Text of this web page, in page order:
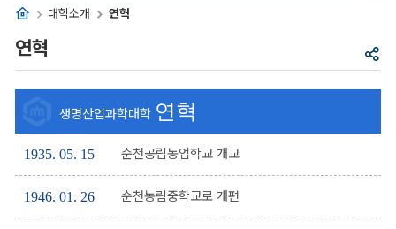
홈 대학소개 연혁
공
연혁
생명산업과학대학 연혁
1935. 05. 15 순천공립농업학교 개교
1946. 01. 26 순천농림중학교로 개편